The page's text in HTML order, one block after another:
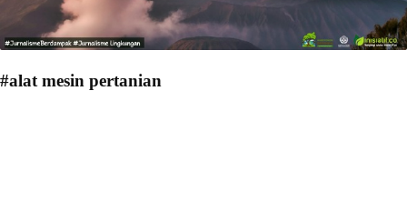
#alat mesin pertanian